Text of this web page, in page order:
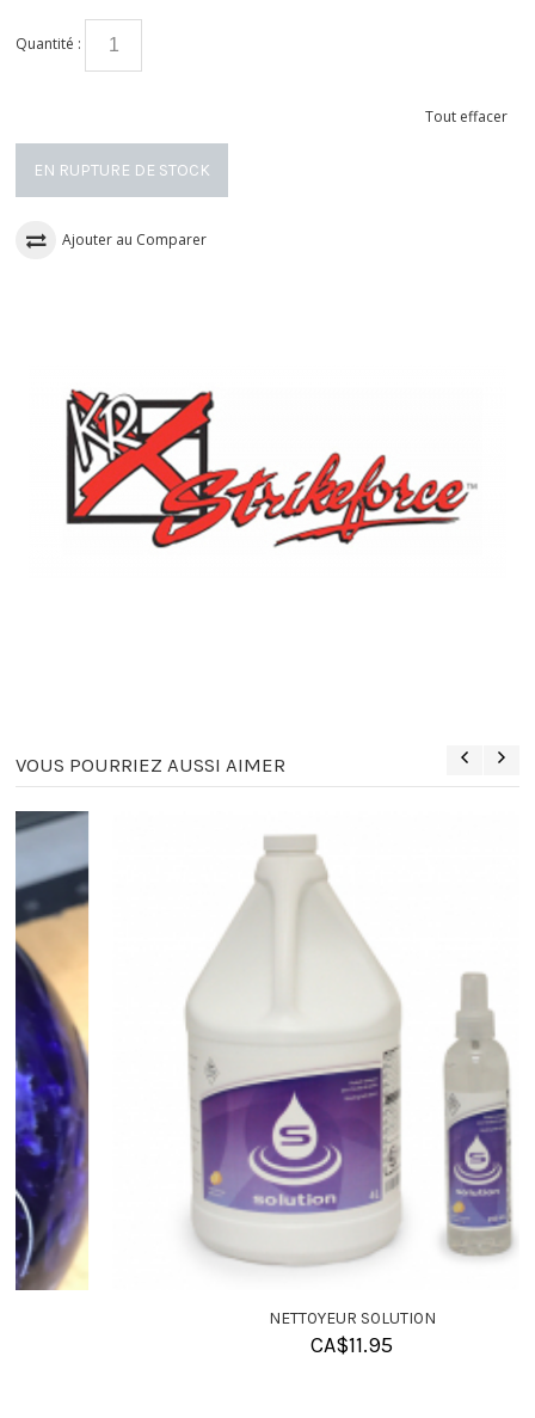
Quantité :
Tout effacer
EN RUPTURE DE STOCK
Ajouter au Comparer
VOUS POURRIEZ AUSSI AIMER
NETTOYEUR SOLUTION